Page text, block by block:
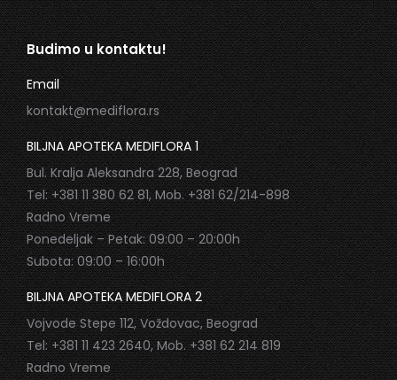
Budimo u kontaktu!
Email
kontakt@mediflora.rs
BILJNA APOTEKA MEDIFLORA 1
Bul. Kralja Aleksandra 228, Beograd
Tel: +381 11 380 62 81, Mob. +381 62/214-898
Radno Vreme
Ponedeljak – Petak: 09:00 – 20:00h
Subota: 09:00 – 16:00h
BILJNA APOTEKA MEDIFLORA 2
Vojvode Stepe 112, Voždovac, Beograd
Tel: +381 11 423 2640, Mob. +381 62 214 819
Radno Vreme